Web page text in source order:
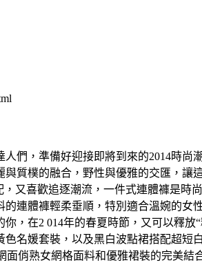
們，準備好迎接即將到來的2014時尚
質樸的融合，野性與優雅的交匯，讓
又喜歡追逐潮流，一件式連體褲是時
連體褲輕柔垂順，特別適合溫婉的女
，在2 014年的春夏時節，又可以釋放
名媛套裝，以及黑白波點裙搭配超短
俏熟女網格面料和優雅裙裝的完美結